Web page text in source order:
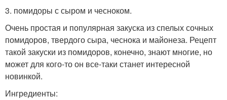
3. помидоры с сыром и чесноком.
Очень простая и популярная закуска из спелых сочных
помидоров, твердого сыра, чеснока и майонеза. Рецепт
такой закуски из помидоров, конечно, знают многие, но
может для кого-то он все-таки станет интересной
новинкой.
Ингредиенты: